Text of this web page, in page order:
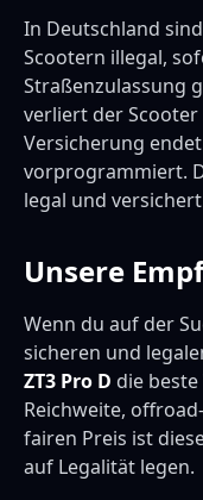
In Deutschland
Scootern illegal,
Straßenzulassung
verliert der Scooter
Versicherung
vorprogrammiert.
legal und
Unsere
Wenn du auf der
sicheren und
ZT3 Pro D die beste
Reichweite,
fairen Preis ist
auf Legalität legen.